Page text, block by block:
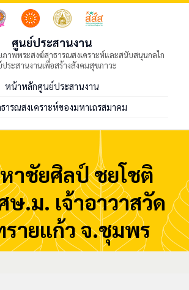
ศูนย์ประสานงาน
าพพระสงฆ์สาธารณสงเคราะห์และสนับสนุนกลไก
ระสานงานเพื่อสร้างสังคมสุขภาวะ
หน้าหลักศูนย์ประสานงาน
ารณสงเคราะห์ของมหาเถรสมาคม
าชัยศิลป์ ชยโชติ
.ม. เจ้าอาวาสวัด
ายแก้ว จ.ชุมพร